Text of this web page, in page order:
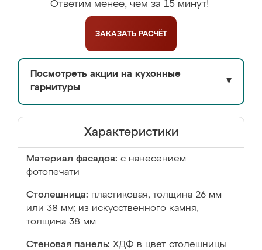
Ответим менее, чем за 15 минут!
ЗАКАЗАТЬ РАСЧЁТ
Посмотреть акции на кухонные
гарнитуры
▼
Характеристики
Материал фасадов: с нанесением
фотопечати
Столешница: пластиковая, толщина 26 мм
или 38 мм; из искусственного камня,
толщина 38 мм
Стеновая панель: ХДФ в цвет столешницы